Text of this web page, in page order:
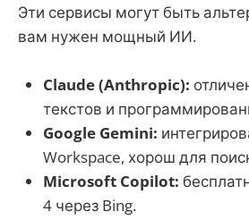
Эти сервисы могут быть
вам нужен мощный ИИ.
Claude (Anthropic):
текстов и
Google Gemini:
Workspace, хорош для
Microsoft Copilot:
4 через Bing.